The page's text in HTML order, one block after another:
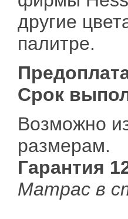
другие
палитре.
Срок
Возможно
размерам.
Гарантия
Матрас в